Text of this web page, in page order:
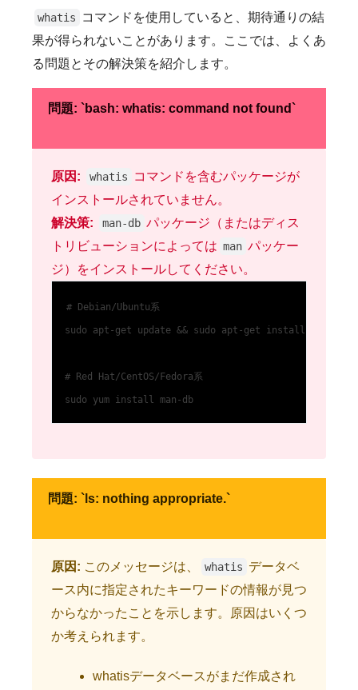
whatis
コマンドを使用していると、期待通りの結
果が得られないことがあります。ここでは、よくあ
る問題とその解決策を紹介します。
問題: `bash: whatis: command not found`
原因: whatis
コマンドを含むパッケージが
インストールされていません。
解決策:
man-db パッケージ（またはディス
トリビューションによっては man パッケー
ジ）をインストールしてください。
# Debian/Ubuntu系
sudo apt-get update && sudo apt-get install man-db
# Red Hat/CentOS/Fedora系
sudo yum install man-db
問題: `ls: nothing appropriate.`
原因: このメッセージは、 whatis データベ
ース内に指定されたキーワードの情報が見つ
からなかったことを示します。原因はいくつ
か考えられます。
whatisデータベースがまだ作成され